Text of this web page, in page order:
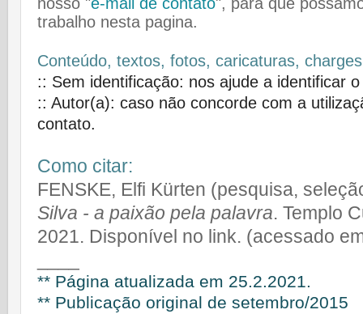
trabalho nesta pagina.
Conteúdo, textos, fotos, caricaturas,
:: Sem identificação: nos ajude a identificar
:: Autor(a): caso não concorde com a
contato.
Como citar:
FENSKE, Elfi Kürten (pesquisa,
Silva - a paixão pela palavra. Templo
2021. Disponível no link. (acessado
** Página atualizada em 25.2.2021.
** Publicação original de setembro/2015